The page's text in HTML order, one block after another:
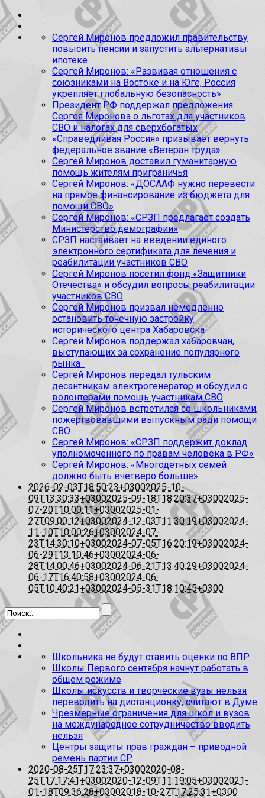
Сергей Миронов предложил правительству
повысить пенсии и запустить альтернативы
ипотеке
Сергей Миронов: «Развивая отношения с
союзниками на Востоке и на Юге, Россия
укрепляет глобальную безопасность»
Президент РФ поддержал предложения
Сергея Миронова о льготах для участников
СВО и налогах для сверхбогатых
«Справедливая Россия» призывает вернуть
федеральное звание «Ветеран труда»
Сергей Миронов доставил гуманитарную
помощь жителям приграничья
Сергей Миронов: «ДОСААФ нужно перевести
на прямое финансирование из бюджета для
помощи СВО»
Сергей Миронов: «СРЗП предлагает создать
Министерство демографии»
СРЗП настаивает на введении единого
электронного сертификата для лечения и
реабилитации участников СВО
Сергей Миронов посетил фонд «Защитники
Отечества» и обсудил вопросы реабилитации
участников СВО
Сергей Миронов призвал немедленно
остановить точечную застройку
исторического центра Хабаровска
Сергей Миронов поддержал хабаровчан,
выступающих за сохранение популярного
рынка
Сергей Миронов передал тульским
десантникам электрогенератор и обсудил с
волонтерами помощь участникам СВО
Сергей Миронов встретился со школьниками,
пожертвовавшими выпускным ради помощи
СВО
Сергей Миронов: «СРЗП поддержит доклад
уполномоченного по правам человека в РФ»
Сергей Миронов: «Многодетных семей
должно быть вчетверо больше»
2026-02-03T18:50:23+03002025-10-
09T13:30:33+03002025-09-18T18:20:37+03002025-
07-20T10:00:11+03002025-01-
27T09:00:12+03002024-12-03T11:30:19+03002024-
11-10T10:00:26+03002024-07-
23T14:30:10+03002024-07-05T16:20:19+03002024-
06-29T13:10:46+03002024-06-
28T14:00:46+03002024-06-21T13:40:29+03002024-
06-17T16:40:58+03002024-06-
05T10:40:21+03002024-05-31T18:10:45+0300
Школьника не будут ставить оценки по ВПР
Школы Первого сентября начнут работать в
общем режиме
Школы искусств и творческие вузы нельзя
переводить на дистанционку, считают в Думе
Чрезмерные ограничения для школ и вузов
на международное сотрудничество вводить
нельзя
Центры защиты прав граждан – приводной
ремень партии СР
2020-08-25T17:23:37+03002020-08-
25T17:17:41+03002020-12-09T11:19:05+03002021-
01-18T09:36:28+03002018-10-27T17:25:31+0300